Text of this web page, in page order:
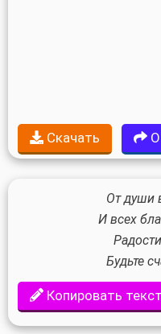
Скачать
От души
И всех
Будьте
Копировать текст